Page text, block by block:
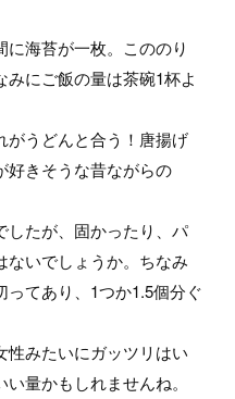
海苔が一枚。こののり
にご飯の量は茶碗1杯よ
がうどんと合う！唐揚げ
好きそうな昔ながらの
したが、固かったり、パ
ないでしょうか。ちなみ
てあり、1つか1.5個分ぐ
性みたいにガッツリはい
量かもしれませんね。